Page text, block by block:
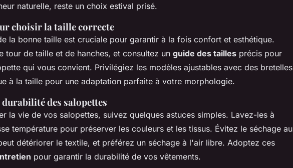
naturelle, reste un choix estival prisé.
choisir la taille correcte
la bonne taille est cruciale pour garantir à la fois confort et esthétique.
tour de taille et de hanches, et consultez un guide des tailles précis pour
qui vous convient. Privilégiez les modèles ajustables avec des bretelles
à la taille pour une adaptation parfaite à votre morphologie.
des salopettes
la vie de vos salopettes, suivez quelques astuces simples. Lavez-les à
température pour préserver les couleurs et les tissus. Évitez le séchage au
détériorer le textile, et préférez un séchage à l'air libre. Adoptez ces
pour garantir la durabilité de vos vêtements.